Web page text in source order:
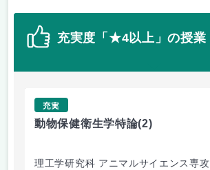
充実度「★4以上」の授業
充実
動物保健衛生学特論(2)
理工学研究科 アニマルサイエンス専攻